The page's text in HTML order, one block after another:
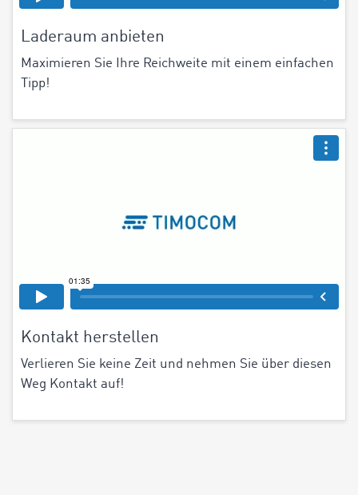
Laderaum anbieten
Maximieren Sie Ihre Reichweite mit einem einfachen
Tipp!
Kontakt herstellen
Verlieren Sie keine Zeit und nehmen Sie über diesen
Weg Kontakt auf!